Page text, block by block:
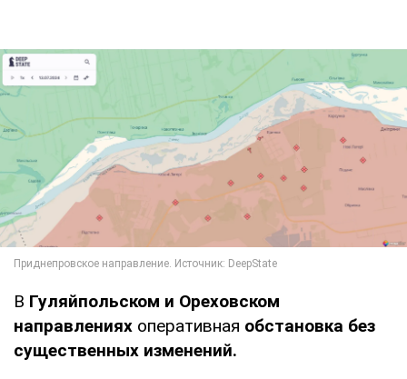
В Гуляйпольском и Ореховском
направлениях оперативная обстановка без
существенных изменений.